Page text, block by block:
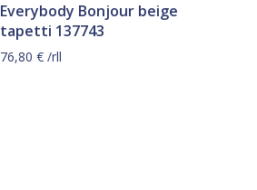
Everybody Bonjour beige
tapetti 137743
76,80 € /rll